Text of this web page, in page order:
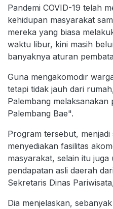
Pandemi COVID-19 telah
kehidupan masyarakat
mereka yang biasa
waktu libur, kini masih
banyaknya aturan
Guna mengakomodir
tetapi tidak jauh dari
Palembang
Palembang Bae".
Program tersebut,
menyediakan fasilitas
masyarakat, selain itu juga
pendapatan asli daerah
Sekretaris Dinas
Dia menjelaskan,